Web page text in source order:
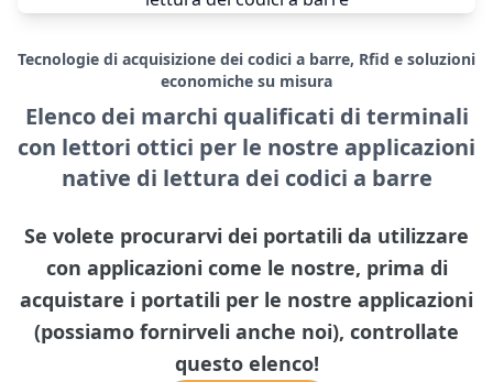
Tecnologie di acquisizione dei codici a barre, Rfid e soluzioni
economiche su misura
Elenco dei marchi qualificati di terminali
con lettori ottici per le nostre applicazioni
native di lettura dei codici a barre
Se volete procurarvi dei portatili da utilizzare
con applicazioni come le nostre, prima di
acquistare i portatili per le nostre applicazioni
(possiamo fornirveli anche noi), controllate
questo elenco!